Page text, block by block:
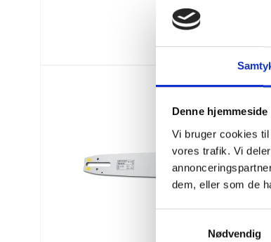
Denne
Vi bruger cookies
vores trafik. Vi
dem, eller som de
Nødvendig